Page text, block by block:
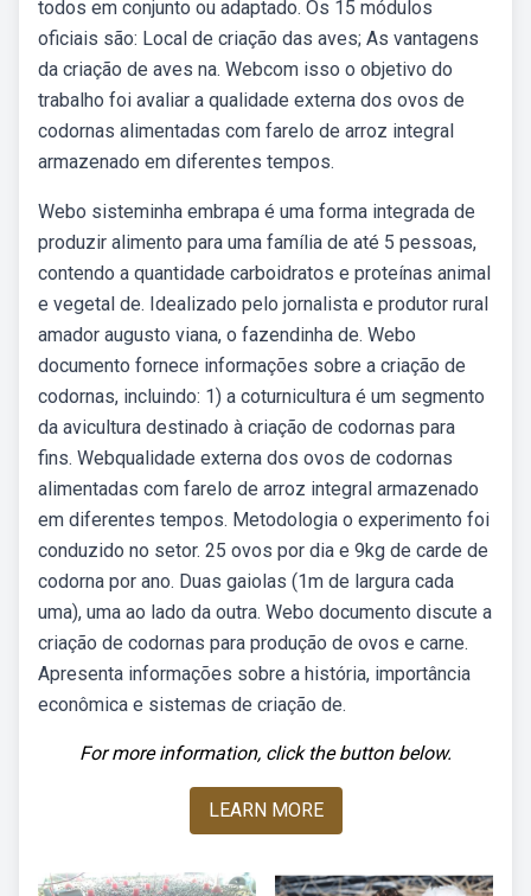
todos em conjunto ou adaptado. Os 15 módulos
oficiais são: Local de criação das aves; As vantagens
da criação de aves na. Webcom isso o objetivo do
trabalho foi avaliar a qualidade externa dos ovos de
codornas alimentadas com farelo de arroz integral
armazenado em diferentes tempos.
Webo sisteminha embrapa é uma forma integrada de
produzir alimento para uma família de até 5 pessoas,
contendo a quantidade carboidratos e proteínas animal
e vegetal de. Idealizado pelo jornalista e produtor rural
amador augusto viana, o fazendinha de. Webo
documento fornece informações sobre a criação de
codornas, incluindo: 1) a coturnicultura é um segmento
da avicultura destinado à criação de codornas para
fins. Webqualidade externa dos ovos de codornas
alimentadas com farelo de arroz integral armazenado
em diferentes tempos. Metodologia o experimento foi
conduzido no setor. 25 ovos por dia e 9kg de carde de
codorna por ano. Duas gaiolas (1m de largura cada
uma), uma ao lado da outra. Webo documento discute a
criação de codornas para produção de ovos e carne.
Apresenta informações sobre a história, importância
econômica e sistemas de criação de.
For more information, click the button below.
LEARN MORE